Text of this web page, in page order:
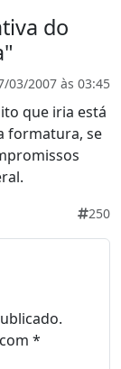
do
"
03/2007 às 03:45
que iria está
formatura, se
250
*